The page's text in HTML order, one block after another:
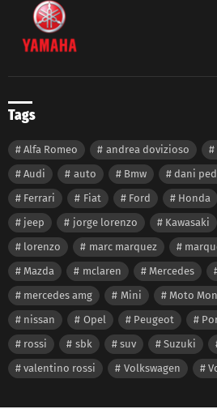
Tags
Alfa Romeo andrea dovizioso
Audi
auto Bmw dani
Ferrari
Fiat Ford Honda
jeep
jorge lorenzo Kawasaki
lorenzo
marc marquez
Mazda
mclaren Mercedes
mercedes amg
Mini Moto
nissan
Opel Peugeot
rossi
sbk suv Suzuki
valentino rossi
Volkswagen